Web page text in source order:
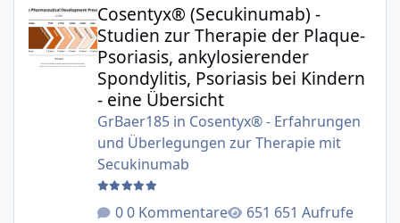
Cosentyx® (Secukinumab) -
Studien zur Therapie der Plaque-
Psoriasis, ankylosierender
Spondylitis, Psoriasis bei Kindern
- eine Übersicht
GrBaer185in Cosentyx® - Erfahrungen
und Überlegungen zur Therapie mit
Secukinumab
0 Kommentare
651 Aufrufe